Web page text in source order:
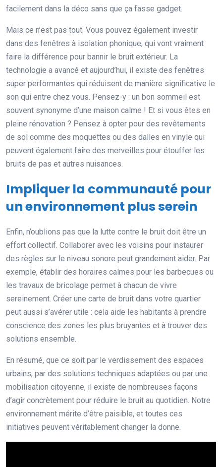
facilement dans la déco sans que ça fasse gadget.
Mais ce n’est pas tout. Vous pouvez également investir
dans des fenêtres à isolation phonique, qui vont vraiment
faire la différence pour bannir le bruit extérieur. La
technologie a avancé et aujourd’hui, il existe des fenêtres
super performantes qui réduisent de manière significative le
son qui entre chez vous. Pensez-y : un bon sommeil est
souvent synonyme d’une maison calme ! Et si vous êtes en
pleine rénovation ? Pensez à opter pour des revêtements
de sol comme des moquettes ou des dalles en vinyle qui
peuvent également faire des merveilles pour étouffer les
bruits de pas et autres nuisances.
Impliquer la communauté pour
un environnement plus serein
Enfin, n’oublions pas que la lutte contre le bruit doit être un
effort collectif. Collaborer avec les voisins pour instaurer
des règles sur le niveau sonore peut grandement aider. Par
exemple, établir des horaires calmes pour les barbecues ou
les travaux de bricolage permet à chacun de vivre
sereinement. Créer une carte de bruit dans votre quartier
peut aussi s’avérer utile : cela aide les habitants à prendre
conscience des zones les plus bruyantes et à trouver des
solutions ensemble.
En résumé, que ce soit par le verdissement des espaces
urbains, par des solutions techniques adaptées ou par une
mobilisation citoyenne, il existe de nombreuses façons
d’agir concrètement pour réduire le bruit au quotidien. Notre
environnement mérite d’être paisible, et toutes ces
initiatives peuvent véritablement changer la donne.